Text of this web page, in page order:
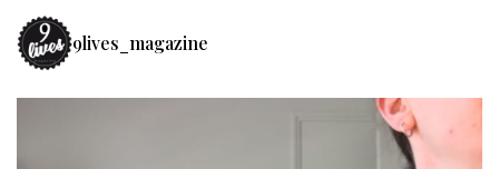
9lives_magazine